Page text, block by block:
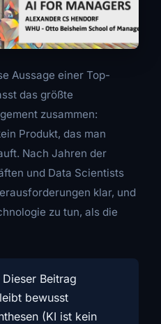
Aussage einer Top-
das größte
zusammen:
Produkt, das man
Nach Jahren der
und Data Scientists
klar, und
zu tun, als die
Dieser Beitrag
bewusst
(KI ist kein